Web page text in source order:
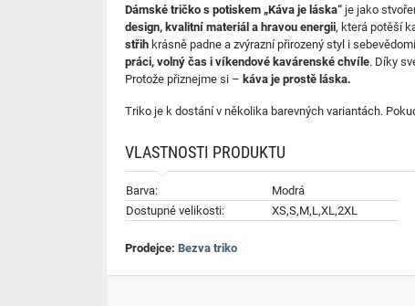
Dámské tričko s potiskem „Káva je láska“ je jako
design, kvalitní materiál a hravou energii, která potěší
střih krásně padne a zvýrazní přirozený styl i
práci, volný čas i víkendové kavárenské chvíle. Díky
Protože přiznejme si – káva je prostě láska.
Triko je k dostání v několika barevných variantách.
VLASTNOSTI PRODUKTU
Barva:
Modrá
Dostupné velikosti:
XS,S,M,L,XL,2XL
Prodejce: Bezva triko